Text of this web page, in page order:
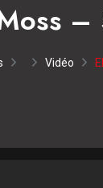
–
Vidéo